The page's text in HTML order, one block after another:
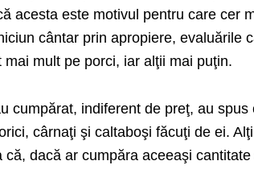
acesta este motivul pentru care cer
cântar prin apropiere, evaluările
mai mult pe porci, iar alţii mai puţin.
cumpărat, indiferent de preţ, au
cârnaţi şi caltaboşi făcuţi de ei.
că, dacă ar cumpăra aceeaşi